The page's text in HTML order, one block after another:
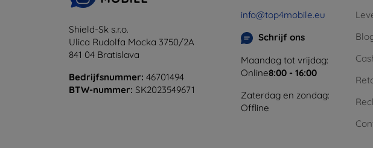
Shield-Sk s.r.o.
Ulica Rudolfa Mocka 3750/2A
841 04 Bratislava
Bedrijfsnummer: 46701494
BTW-nummer: SK2023549671
info@top4mobile.eu
Schrijf ons
Maandag tot vrijdag:
Online8:00 - 16:00
Zaterdag en zondag:
Offline